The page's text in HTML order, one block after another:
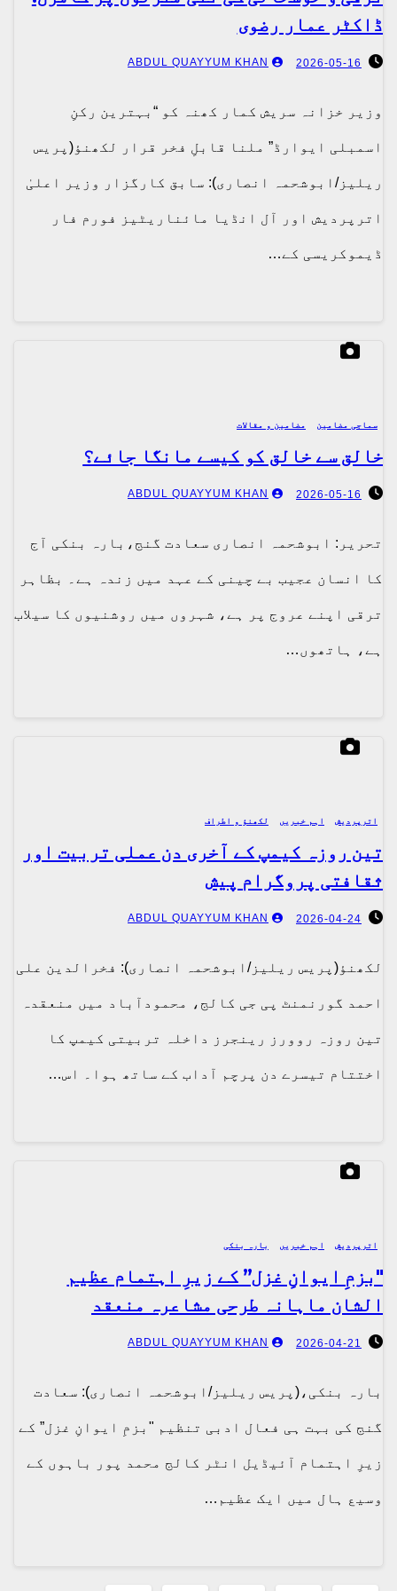
ڈاکٹر عمار رضوی
2026-05-16
ABDUL QUAYYUM KHAN
وزیر خزانہ سریش کمار کھنہ کو “بہترین رکنِ
اسمبلی ایوارڈ” ملنا قابلِ فخر قرار لکھنؤ(پریس
ریلیز/ابوشحمہ انصاری): سابق کارگزار وزیر اعلیٰ
اترپردیش اور آل انڈیا مائناریٹیز فورم فار
ڈیموکریسی کے…
سماجی مضامین مضامین و مقالات
خالق سے خالق کو کیسے مانگا جائے؟
2026-05-16
ABDUL QUAYYUM KHAN
تحریر: ابوشحمہ انصاری سعادت گنج،بارہ بنکی آج
کا انسان عجیب بے چینی کے عہد میں زندہ ہے۔ بظاہر
ترقی اپنے عروج پر ہے، شہروں میں روشنیوں کا سیلاب
ہے، ہاتھوں…
اترپردیش اہم خبریں لکھنؤ و اطراف
تین روزہ کیمپ کے آخری دن عملی تربیت اور
ثقافتی پروگرام پیش
2026-04-24
ABDUL QUAYYUM KHAN
لکھنؤ(پریس ریلیز/ابوشحمہ انصاری): فخرالدین علی
احمد گورنمنٹ پی جی کالج، محمودآباد میں منعقدہ
تین روزہ روورز رینجرز داخلہ تربیتی کیمپ کا
اختتام تیسرے دن پرچم آداب کے ساتھ ہوا۔ اس…
اترپردیش اہم خبریں بارہ بنکی
"بزمِ ایوانِ غزل” کے زیرِ اہتمام عظیم
الشان ماہانہ طرحی مشاعرہ منعقد
2026-04-21
ABDUL QUAYYUM KHAN
بارہ بنکی،(پریس ریلیز/ابوشحمہ انصاری): سعادت
گنج کی بہت ہی فعال ادبی تنظیم "بزمِ ایوانِ غزل” کے
زیرِ اہتمام آئیڈیل انٹر کالج محمد پور باہوں کے
وسیع ہال میں ایک عظیم…